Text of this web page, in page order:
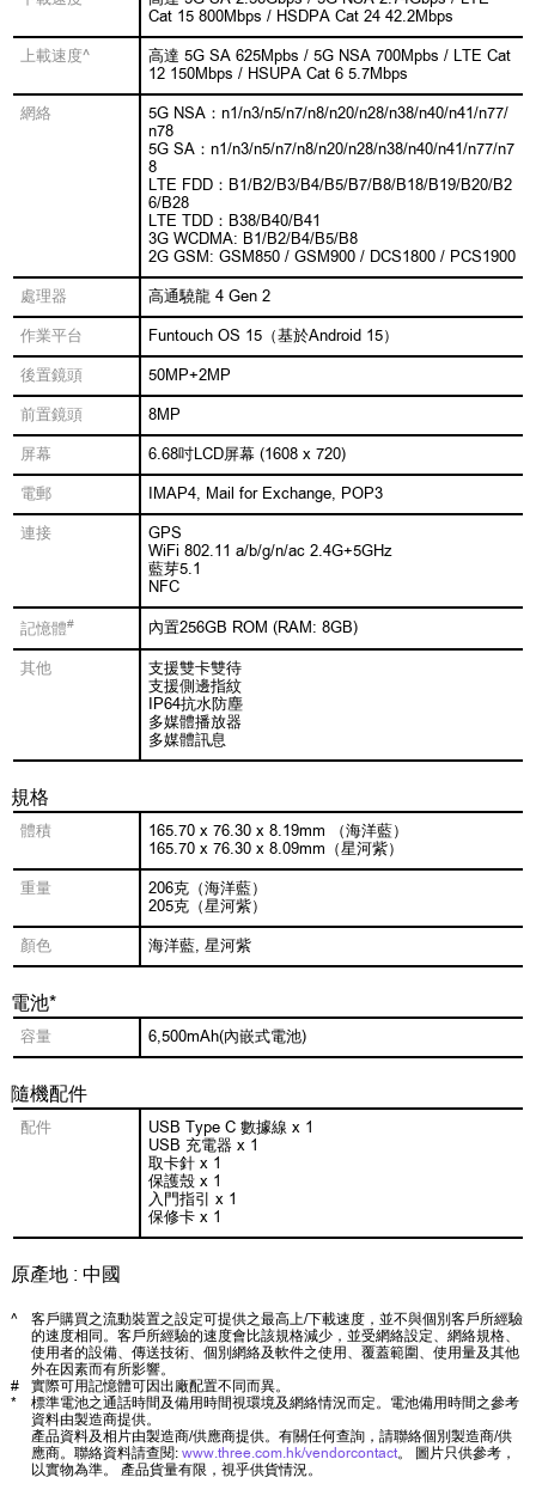
Cat 15 800Mbps / HSDPA Cat 24 42.2Mbps
上載速度^
高達 5G SA 625Mpbs / 5G NSA 700Mpbs / LTE Cat
12 150Mbps / HSUPA Cat 6 5.7Mbps
網絡
5G NSA：n1/n3/n5/n7/n8/n20/n28/n38/n40/n41/n77/
n78
5G SA：n1/n3/n5/n7/n8/n20/n28/n38/n40/n41/n77/n7
8
LTE FDD：B1/B2/B3/B4/B5/B7/B8/B18/B19/B20/B2
6/B28
LTE TDD：B38/B40/B41
3G WCDMA: B1/B2/B4/B5/B8
2G GSM: GSM850 / GSM900 / DCS1800 / PCS1900
處理器 高通驍龍 4 Gen 2
作業平台 Funtouch OS 15（基於Android 15）
後置鏡頭 50MP+2MP
前置鏡頭 8MP
屏幕 6.68吋LCD屏幕 (1608 x 720)
電郵 IMAP4, Mail for Exchange, POP3
連接
GPS
WiFi 802.11 a/b/g/n/ac 2.4G+5GHz
藍芽5.1
NFC
記憶體# 內置256GB ROM (RAM: 8GB)
其他
支援雙卡雙待
支援側邊指紋
IP64抗水防塵
多媒體播放器
多媒體訊息
規格
體積
165.70 x 76.30 x 8.19mm （海洋藍）
165.70 x 76.30 x 8.09mm（星河紫）
重量
206克（海洋藍）
205克（星河紫）
顏色 海洋藍, 星河紫
電池*
容量 6,500mAh(內嵌式電池)
隨機配件
配件
USB Type C 數據線 x 1
USB 充電器 x 1
取卡針 x 1
保護殼 x 1
入門指引 x 1
保修卡 x 1
原產地 : 中國
^
客戶購買之流動裝置之設定可提供之最高上/下載速度，並不與個別客戶所經驗
的速度相同。客戶所經驗的速度會比該規格減少，並受網絡設定、網絡規格、
使用者的設備、傳送技術、個別網絡及軟件之使用、覆蓋範圍、使用量及其他
外在因素而有所影響。
#
實際可用記憶體可因出廠配置不同而異。
*
標準電池之通話時間及備用時間視環境及網絡情況而定。電池備用時間之參考
資料由製造商提供。
產品資料及相片由製造商/供應商提供。有關任何查詢，請聯絡個別製造商/供
應商。聯絡資料請查閱: www.three.com.hk/vendorcontact。 圖片只供參考，
以實物為準。 產品貨量有限，視乎供貨情況。